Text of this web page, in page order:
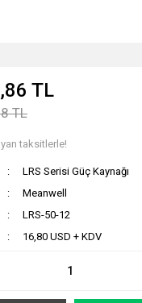
TL
TL
taksitlerle!
LRS Serisi Güç Kaynağı
Meanwell
LRS-50-12
16,80 USD + KDV